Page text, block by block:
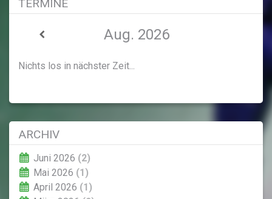
TERMINE
Aug. 2026
Nichts los in nächster Zeit...
ARCHIV
Juni 2026 (2)
Mai 2026 (1)
April 2026 (1)